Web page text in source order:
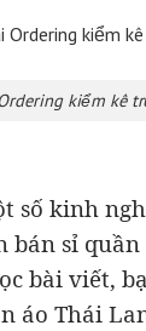
kiểm kê
số kinh
bán sỉ
bài viết,
áo Thái